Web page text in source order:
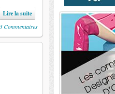
Lire la suite
3 Commentaires